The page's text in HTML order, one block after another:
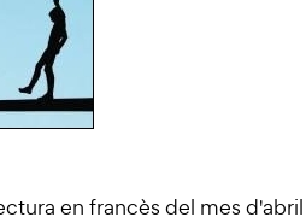
en francès del mes